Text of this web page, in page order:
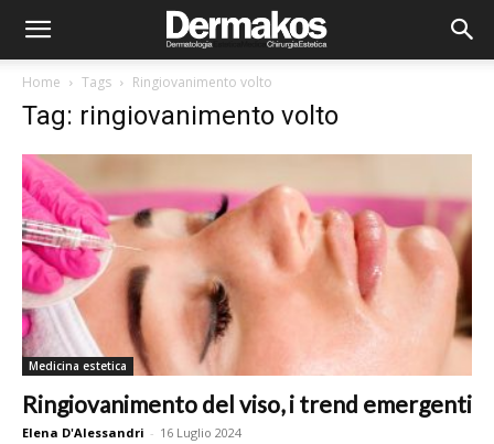
Home Tags Ringiovanimento volto
Tag: ringiovanimento volto
Medicina estetica
Ringiovanimento del viso, i trend emergenti
Elena D'Alessandri - 16 Luglio 2024